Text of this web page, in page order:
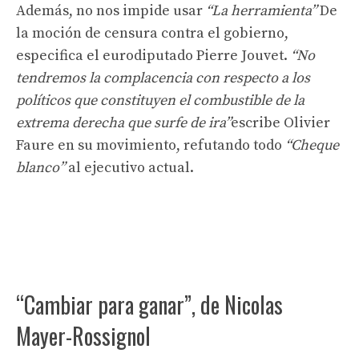
Además, no nos impide usar “La herramienta”De
la moción de censura contra el gobierno,
especifica el eurodiputado Pierre Jouvet. “No
tendremos la complacencia con respecto a los
políticos que constituyen el combustible de la
extrema derecha que surfe de ira”escribe Olivier
Faure en su movimiento, refutando todo “Cheque
blanco”al ejecutivo actual.
“Cambiar para ganar”, de Nicolas
Mayer-Rossignol